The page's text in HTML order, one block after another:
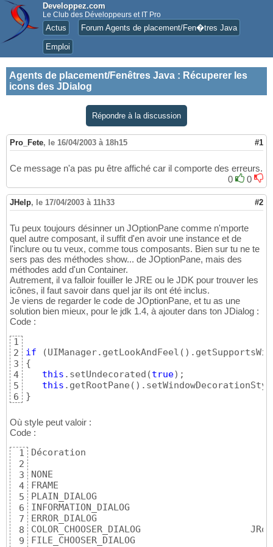
Developpez.com
Le Club des Développeurs et IT Pro
Actus Forum Agents de placement/Fen�tres Java
Emploi
Agents de placement/Fenêtres Java : Récuperer les
icons des JDialog
Répondre à la discussion
Pro_Fete, le 16/04/2003 à 18h15 #1
Ce message n'a pas pu être affiché car il comporte des erreurs.
0
0
JHelp, le 17/04/2003 à 11h33 #2
Tu peux toujours désinner un JOptionPane comme n'mporte
quel autre composant, il suffit d'en avoir une instance et de
l'inclure ou tu veux, comme tous composants. Bien sur tu ne te
sers pas des méthodes show... de JOptionPane, mais des
méthodes add d'un Container.
Autrement, il va falloir fouiller le JRE ou le JDK pour trouver les
icônes, il faut savoir dans quel jar ils ont été inclus.
Je viens de regarder le code de JOptionPane, et tu as une
solution bien mieux, pour le jdk 1.4, à ajouter dans ton JDialog :
Code :
1
2
3
4
5
6
if (UIManager.getLookAndFeel ( )
{
this .setUndecorated (true) ;
this .getRootPane ( )
}
Où style peut valoir :
Code :
1
2
3
4
5
6
7
8
9
Décoration
NONE
FRAME
PLAIN_DIALOG
INFORMATION_DIALOG
ERROR_DIALOG
COLOR_CHOOSER_DIALOG
FILE_CHOOSER_DIALOG